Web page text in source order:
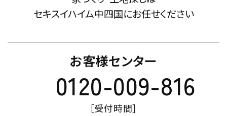
セキスイハイム中四国にお任せください
お客様センター
0120-009-816
［受付時間］